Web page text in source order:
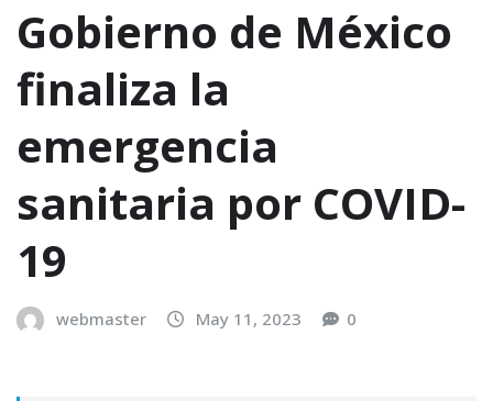
Gobierno de México
finaliza la
emergencia
sanitaria por COVID-
19
webmaster May 11, 2023 0